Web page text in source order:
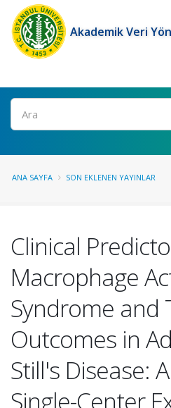
Akademik Veri
Ara
ANA SAYFA SON EKLENEN YAYINLAR
Clinical
Macrophage
Syndrome and
Outcomes in
Still's Disease:
Single-Center